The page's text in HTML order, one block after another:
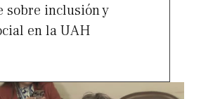
sobre inclusión y
en la UAH